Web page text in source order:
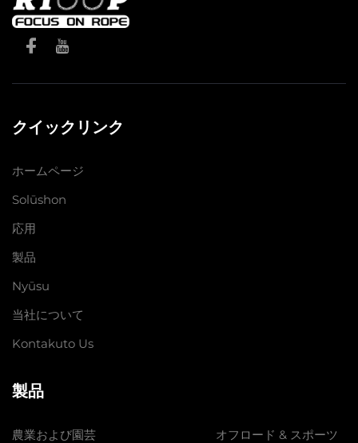
クイックリンク
ホームページ
Solūshon
応用
製品
Nyūsu
当社について
Kontakuto Us
製品
農業および園芸
オフロード & スポーツ